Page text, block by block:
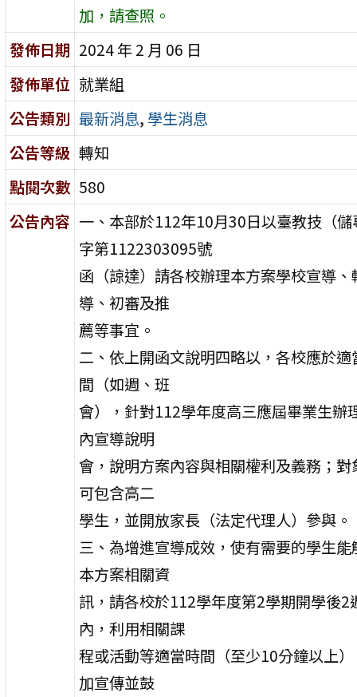
加，請查照。
發佈日期 2024 年 2 月 06 日
發佈單位 就業組
公告類別 最新消息, 學生消息
公告等級 轉知
點閱次數 580
公告內容 一、本部於112年10月30日以臺教技（儲
字第1122303095號
函（諒達）請各校辦理本方案學校宣導、
導、初審及推
薦等事宜。
二、依上開函文說明四略以，各校應於適
間（如週、班
會），針對112學年度高三應屆畢業生辦
內宣導說明
會，說明方案內容與相關權利及義務；對
可包含高二
學生，並開放家長（法定代理人）參與。
三、為增進宣導成效，使有需要的學生能
本方案相關資
訊，請各校於112學年度第2學期開學後2
內，利用相關課
程或活動等適當時間（至少10分鐘以上
加宣傳並鼓